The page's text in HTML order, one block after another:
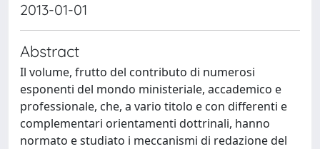
2013-01-01
Abstract
Il volume, frutto del contributo di numerosi
esponenti del mondo ministeriale, accademico e
professionale, che, a vario titolo e con differenti e
complementari orientamenti dottrinali, hanno
normato e studiato i meccanismi di redazione del